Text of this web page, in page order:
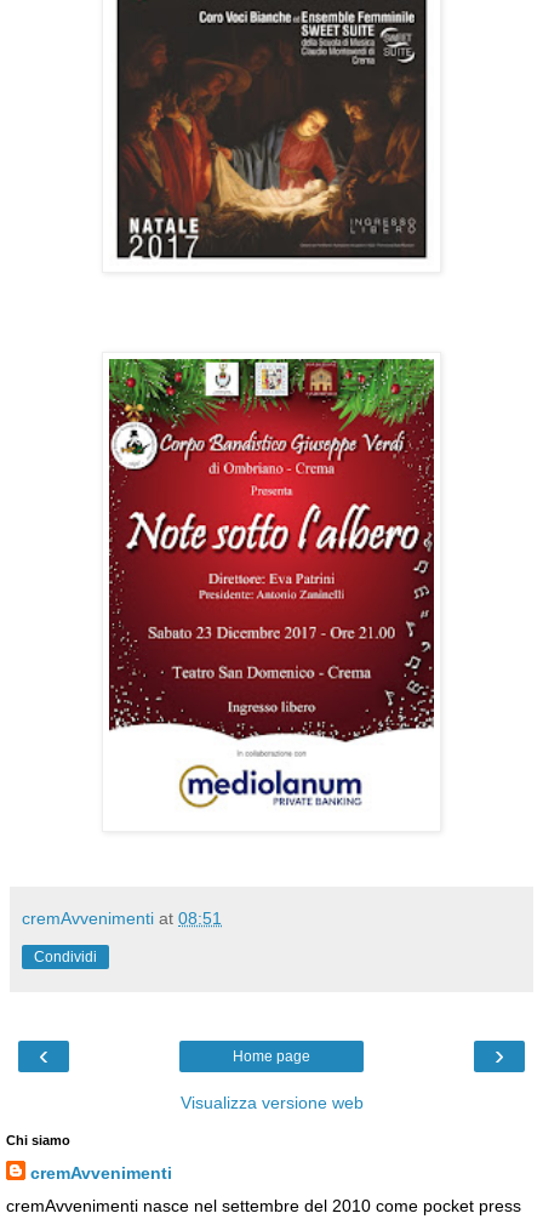
cremAvvenimenti at 08:51
Condividi
‹ ›
Home page
Visualizza versione web
Chi siamo
cremAvvenimenti
cremAvvenimenti nasce nel settembre del 2010 come pocket press